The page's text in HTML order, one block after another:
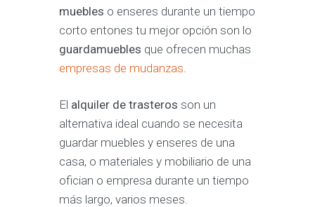
muebles o enseres durante un tiempo
corto entones tu mejor opción son lo
guardamuebles que ofrecen muchas
empresas de mudanzas
El alquiler de trasteros son un
alternativa ideal cuando se necesita
guardar muebles y enseres de una
casa, o materiales y mobiliario de una
ofician o empresa durante un tiempo
más largo, varios meses.